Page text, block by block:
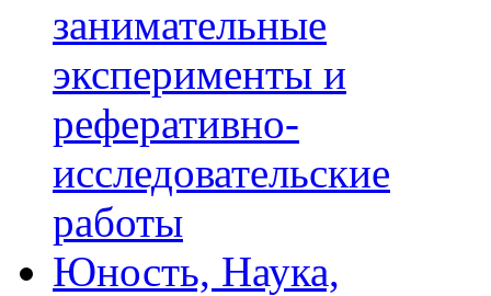
занимательные
эксперименты и
реферативно-
исследовательские
работы
Юность, Наука,